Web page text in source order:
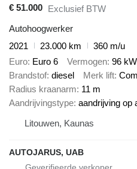
€ 51.000 Exclusief BTW
Autohoogwerker
2021
23.000 km
360 m/u
Euro Euro 6 Vermogen 96
Brandstof diesel Merk lift
Radius kraanarm 11 m
Aandrijvingstype aandrijving op
Litouwen, Kaunas
AUTOJARUS, UAB